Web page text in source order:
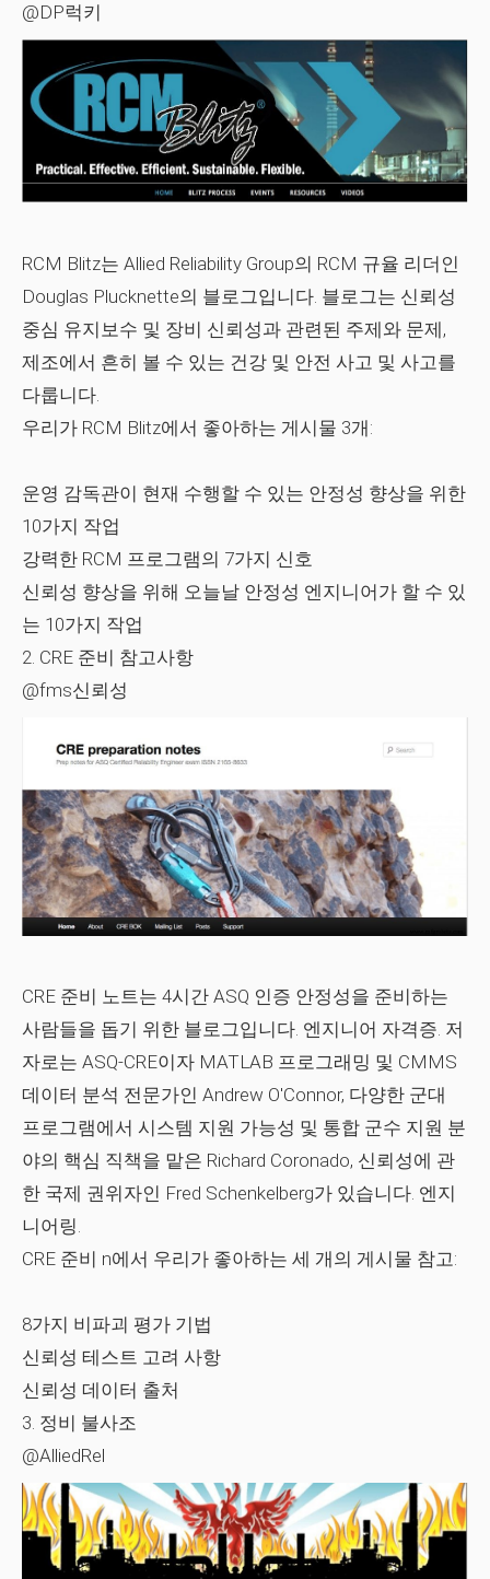
@DP럭키
RCM Blitz는 Allied Reliability Group의 RCM 규율 리더인
Douglas Plucknette의 블로그입니다. 블로그는 신뢰성
중심 유지보수 및 장비 신뢰성과 관련된 주제와 문제,
제조에서 흔히 볼 수 있는 건강 및 안전 사고 및 사고를
다룹니다.
우리가 RCM Blitz에서 좋아하는 게시물 3개:
운영 감독관이 현재 수행할 수 있는 안정성 향상을 위한
10가지 작업
강력한 RCM 프로그램의 7가지 신호
신뢰성 향상을 위해 오늘날 안정성 엔지니어가 할 수 있
는 10가지 작업
2. CRE 준비 참고사항
@fms신뢰성
CRE 준비 노트는 4시간 ASQ 인증 안정성을 준비하는
사람들을 돕기 위한 블로그입니다. 엔지니어 자격증. 저
자로는 ASQ-CRE이자 MATLAB 프로그래밍 및 CMMS
데이터 분석 전문가인 Andrew O'Connor, 다양한 군대
프로그램에서 시스템 지원 가능성 및 통합 군수 지원 분
야의 핵심 직책을 맡은 Richard Coronado, 신뢰성에 관
한 국제 권위자인 Fred Schenkelberg가 있습니다. 엔지
니어링.
CRE 준비 n에서 우리가 좋아하는 세 개의 게시물 참고:
8가지 비파괴 평가 기법
신뢰성 테스트 고려 사항
신뢰성 데이터 출처
3. 정비 불사조
@AlliedRel